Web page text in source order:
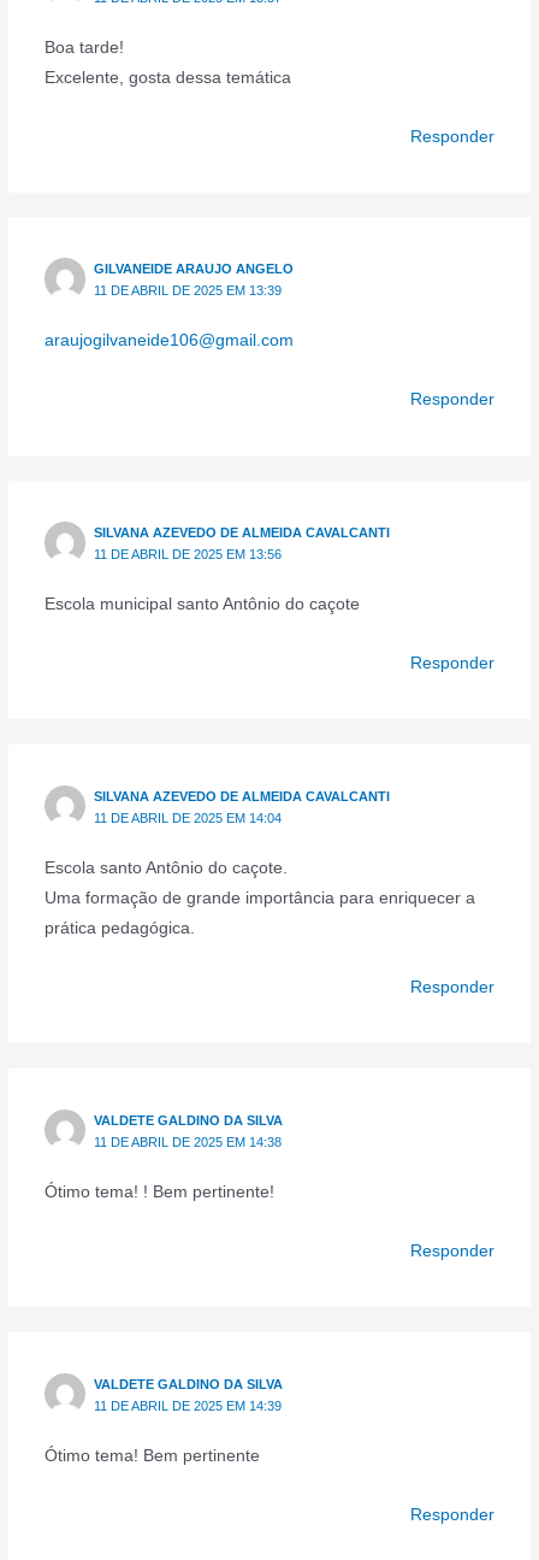
Boa tarde!
Excelente, gosta dessa temática
Responder
GILVANEIDE ARAUJO ANGELO
11 DE ABRIL DE 2025 EM 13:39
araujogilvaneide106@gmail.com
Responder
SILVANA AZEVEDO DE ALMEIDA CAVALCANTI
11 DE ABRIL DE 2025 EM 13:56
Escola municipal santo Antônio do caçote
Responder
SILVANA AZEVEDO DE ALMEIDA CAVALCANTI
11 DE ABRIL DE 2025 EM 14:04
Escola santo Antônio do caçote.
Uma formação de grande importância para enriquecer a
prática pedagógica.
Responder
VALDETE GALDINO DA SILVA
11 DE ABRIL DE 2025 EM 14:38
Ótimo tema! ! Bem pertinente!
Responder
VALDETE GALDINO DA SILVA
11 DE ABRIL DE 2025 EM 14:39
Ótimo tema! Bem pertinente
Responder